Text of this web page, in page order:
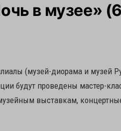
в музее»
(музей-диорама и музей
будут проведены мастер-
выставкам,